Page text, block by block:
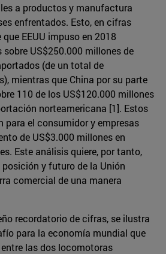
a productos y manufactura
enfrentados. Esto, en cifras
EEUU impuso en 2018
sobre US$250.000 millones de
(de un total de
mientras que China por su parte
110 de los US$120.000 millones
norteamericana [1]. Estos
para el consumidor y empresas
de US$3.000 millones en
Este análisis quiere, por tanto,
y futuro de la Unión
comercial de una manera
recordatorio de cifras, se ilustra
para la economía mundial que
las dos locomotoras